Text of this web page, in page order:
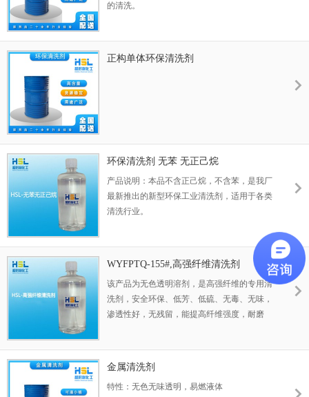
的清洗。
正构单体环保清洗剂
环保清洗剂 无苯 无正己烷
产品说明：本品不含正己烷，不含苯，是我厂
最新推出的新型环保工业清洗剂，适用于各类
清洗行业。
WYFPTQ-155#,高强纤维清洗剂
该产品为无色透明溶剂，是高强纤维的专用清
洗剂，安全环保、低芳、低硫、无毒、无味，
渗透性好，无残留，能提高纤维强度，耐磨
金属清洗剂
特性：无色无味透明，易燃液体